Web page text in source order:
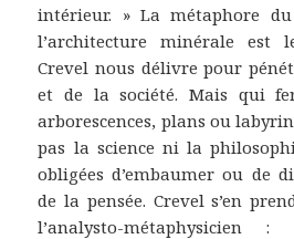
intérieur. » La métaphore
l’architecture minérale est
Crevel nous délivre pour
et de la société. Mais qui
arborescences, plans ou
pas la science ni la
obligées d’embaumer ou de
de la pensée. Crevel s’en
l’analysto-métaphysicien